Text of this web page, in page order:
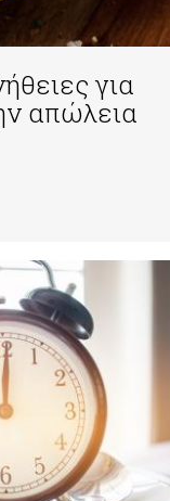
για
απώλεια